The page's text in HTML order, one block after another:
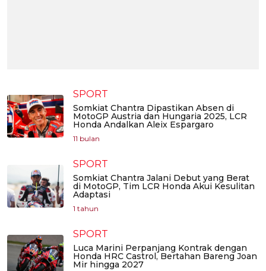
SPORT
Somkiat Chantra Dipastikan Absen di
MotoGP Austria dan Hungaria 2025, LCR
Honda Andalkan Aleix Espargaro
11 bulan
SPORT
Somkiat Chantra Jalani Debut yang Berat
di MotoGP, Tim LCR Honda Akui Kesulitan
Adaptasi
1 tahun
SPORT
Luca Marini Perpanjang Kontrak dengan
Honda HRC Castrol, Bertahan Bareng Joan
Mir hingga 2027